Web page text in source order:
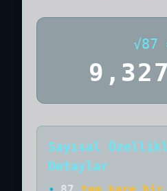
√87
Sayısal
Detaylar